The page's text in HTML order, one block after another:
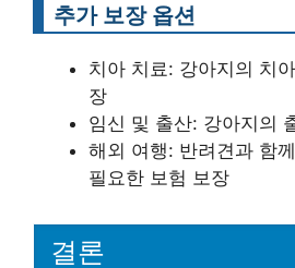
추가 보장 옵션
치아 치료: 강아지의 치
장
임신 및 출산: 강아지의
해외 여행: 반려견과 함
필요한 보험 보장
결론